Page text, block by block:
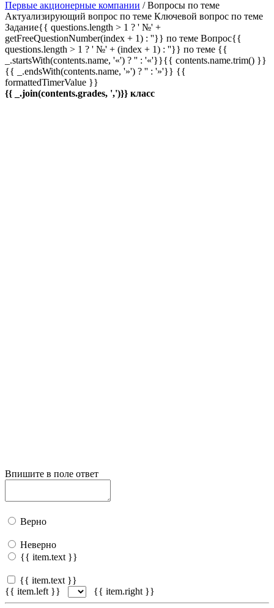
Первые акционерные компании / Вопросы по теме
Актуализирующий вопрос по теме Ключевой вопрос по теме
Задание{{ questions.length > 1 ? ' №' +
getFreeQuestionNumber(index + 1) : ''}} по теме Вопрос{{
questions.length > 1 ? ' №' + (index + 1) : ''}} по теме {{
_.startsWith(contents.name, '«') ? '' : '«'}}{{ contents.name.trim() }}
{{ _.endsWith(contents.name, '»') ? '' : '»'}} {{
formattedTimerValue }}
{{ _.join(contents.grades, ',')}} класс
Впишите в поле ответ
Верно
Неверно
{{ item.text }}
{{ item.text }}
{{ item.left }}
{{ item.right }}